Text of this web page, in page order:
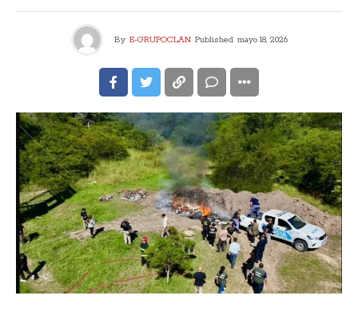
By E-GRUPOCLAN Published mayo 18, 2026